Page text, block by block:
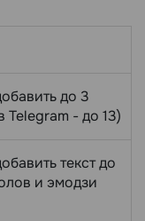
до 3
Telegram - до 13)
текст до
и эмодзи